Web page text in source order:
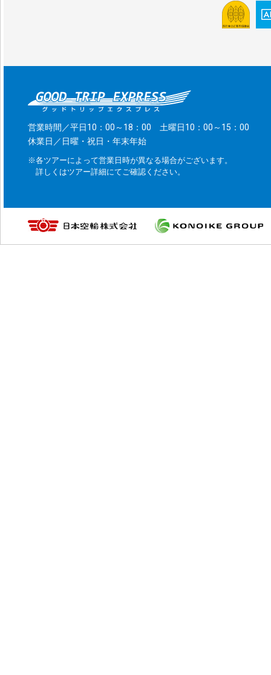
営業時間／平日10：00～18：00 土曜日10：00～15：00
休業日／日曜・祝日・年末年始
※各ツアーによって営業日時が異なる場合がございます。
詳しくはツアー詳細にてご確認ください。